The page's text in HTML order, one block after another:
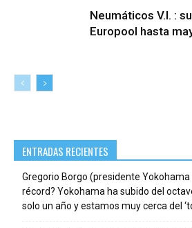
Neumáticos V.I. :
Europool hasta
ENTRADAS RECIENTES
Gregorio Borgo (presidente Yokohama
récord? Yokohama ha subido del
solo un año y estamos muy cerca del